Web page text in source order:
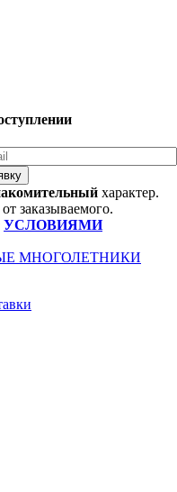
характер.
заказываемого.
УСЛОВИЯМИ
МНОГОЛЕТНИКИ